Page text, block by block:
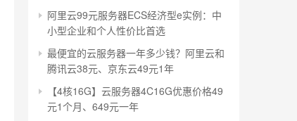
阿里云99元服务器ECS经济型e实例：中
小型企业和个人性价比首选
最便宜的云服务器一年多少钱？阿里云和
腾讯云38元、京东云49元1年
【4核16G】云服务器4C16G优惠价格49
元1个月、649元一年